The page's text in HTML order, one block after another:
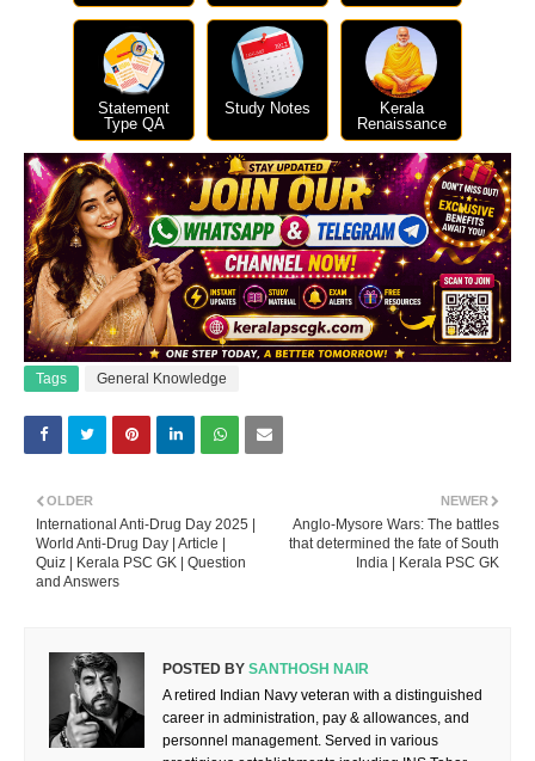
Statement
Type QA
Study Notes
Kerala
Renaissance
Tags General Knowledge
NEWER
Anglo-Mysore Wars: The battles
that determined the fate of South
India | Kerala PSC GK
OLDER
International Anti-Drug Day 2025 |
World Anti-Drug Day | Article |
Quiz | Kerala PSC GK | Question
and Answers
POSTED BY SANTHOSH NAIR
A retired Indian Navy veteran with a distinguished
career in administration, pay & allowances, and
personnel management. Served in various